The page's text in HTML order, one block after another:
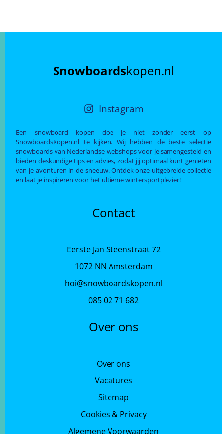
Snowboardskopen.nl
Instagram
Een snowboard kopen doe je niet zonder eerst op
SnowboardsKopen.nl te kijken. Wij hebben de beste selectie
snowboards van Nederlandse webshops voor je samengesteld en
bieden deskundige tips en advies, zodat jij optimaal kunt genieten
van je avonturen in de sneeuw. Ontdek onze uitgebreide collectie
en laat je inspireren voor het ultieme wintersportplezier!
Contact
Eerste Jan Steenstraat 72
1072 NN Amsterdam
hoi@snowboardskopen.nl
085 02 71 682
Over ons
Over ons
Vacatures
Sitemap
Cookies & Privacy
Algemene Voorwaarden